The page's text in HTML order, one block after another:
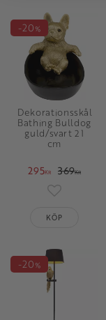
Dekorationsskål
Bathing Bulldog
guld/svart 21
cm
295KR 369KR
20%
Lägg till i
KÖP
20%